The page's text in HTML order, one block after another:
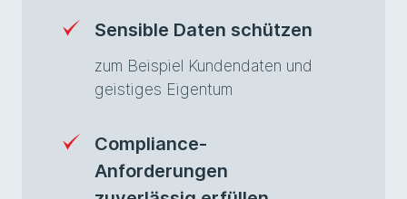
Sensible Daten schützen
zum Beispiel Kundendaten und
geistiges Eigentum
Compliance-
Anforderungen